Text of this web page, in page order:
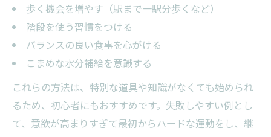
歩く機会を増やす（駅まで一駅分歩くなど）
階段を使う習慣をつける
バランスの良い食事を心がける
こまめな水分補給を意識する
これらの方法は、特別な道具や知識がなくても始められ
るため、初心者にもおすすめです。失敗しやすい例とし
て、意欲が高まりすぎて最初からハードな運動をし、継